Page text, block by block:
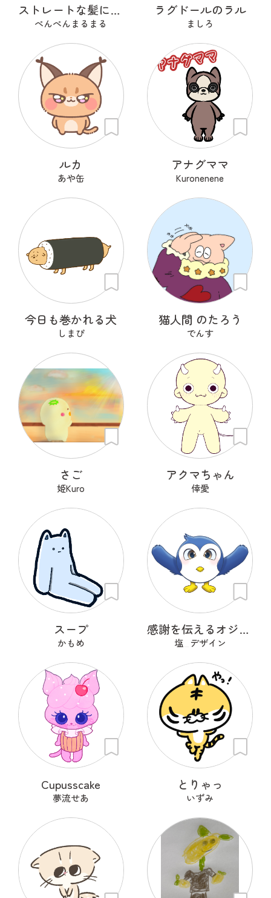
ストレートな髪に憧れるひつじ
ぺんぺんまるまる
ラグドールのラル
ましろ
ルカ
あや缶
アナグママ
Kuronenene
今日も巻かれる犬
しまぴ
猫人間 のたろう
でんす
さご
姫Kuro
アクマちゃん
倖愛
スープ
かもめ
感謝を伝えるオジギドリ
塩_デザイン
Cupusscake
夢流せあ
とりゃっ
いずみ